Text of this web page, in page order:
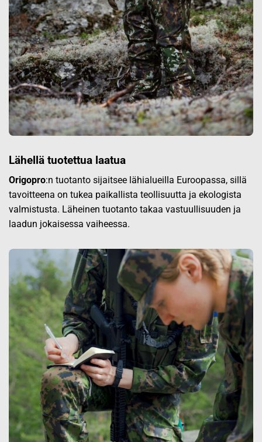
Lähellä tuotettua laatua
Origopro:n tuotanto sijaitsee lähialueilla Euroopassa, sillä
tavoitteena on tukea paikallista teollisuutta ja ekologista
valmistusta. Läheinen tuotanto takaa vastuullisuuden ja
laadun jokaisessa vaiheessa.